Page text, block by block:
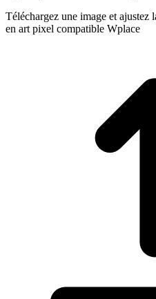
Téléchargez une image et
en art pixel compatible Wplace